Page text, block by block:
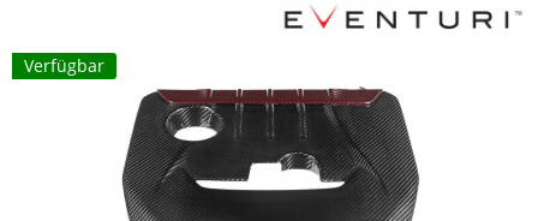
Verfügbar